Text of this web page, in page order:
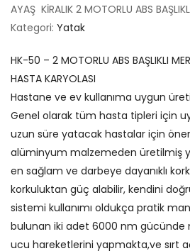
AYAŞ KİRALIK 2 MOTORLU ABS
Kategori: Yatak
HK-50 – 2 MOTORLU ABS BAŞLIKLI
HASTA KARYOLASI
Hastane ve ev kullanıma uygun
Genel olarak tüm hasta tipleri için
uzun süre yatacak hastalar için
alüminyum malzemeden üretilmiş
en sağlam ve darbeye dayanıklı
korkuluktan güç alabilir, kendini
sistemi kullanımı oldukça pratik
bulunan iki adet 6000 nm gücünde
ucu hareketlerini yapmakta,ve sırt